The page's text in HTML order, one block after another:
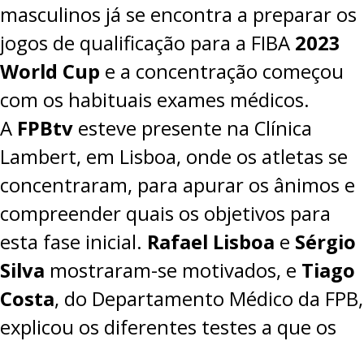
masculinos já se encontra a preparar os
jogos de qualificação para a FIBA 2023
World Cup e a concentração começou
com os habituais exames médicos.
A FPBtv esteve presente na Clínica
Lambert, em Lisboa, onde os atletas se
concentraram, para apurar os ânimos e
compreender quais os objetivos para
esta fase inicial. Rafael Lisboa e Sérgio
Silva mostraram-se motivados, e Tiago
Costa, do Departamento Médico da FPB,
explicou os diferentes testes a que os